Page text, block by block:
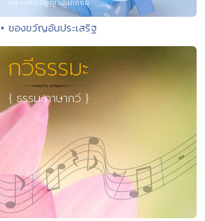
• ของขวัญอันประเสริฐ